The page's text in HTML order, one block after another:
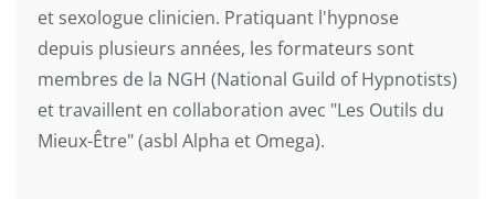
et sexologue clinicien. Pratiquant l'hypnose
depuis plusieurs années, les formateurs sont
membres de la NGH (National Guild of Hypnotists)
et travaillent en collaboration avec "Les Outils du
Mieux-Être" (asbl Alpha et Omega).